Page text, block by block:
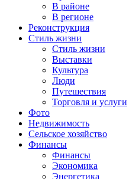
В районе
В регионе
Реконструкция
Стиль жизни
Стиль жизни
Выставки
Культура
Люди
Путешествия
Торговля и услуги
Фото
Недвижимость
Сельское хозяйство
Финансы
Финансы
Экономика
Энергетика